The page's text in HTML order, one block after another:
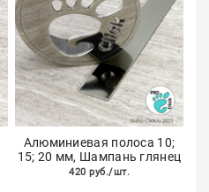
Алюминиевая полоса 10;
15; 20 мм, Шампань глянец
420 руб./шт.